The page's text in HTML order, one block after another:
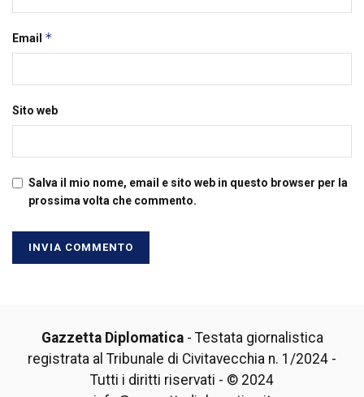
Email *
Sito web
Salva il mio nome, email e sito web in questo browser per la
prossima volta che commento.
Gazzetta Diplomatica- Testata giornalistica
registrata al Tribunale di Civitavecchia n. 1/2024 -
Tutti i diritti riservati - © 2024